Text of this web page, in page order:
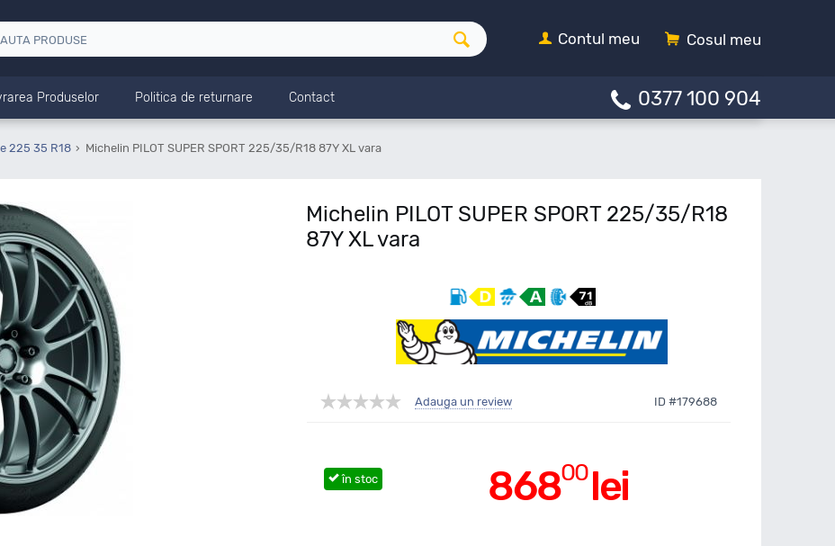
Cosul meu
Contul meu
Produselor Politica de returnare Contact 0377 100 904
225 35 R18 Michelin PILOT SUPER SPORT 225/35/R18 87Y XL vara
Michelin PILOT SUPER SPORT 225/35/R18
87Y XL vara
Adauga un review ID #179688
86800lei
în stoc